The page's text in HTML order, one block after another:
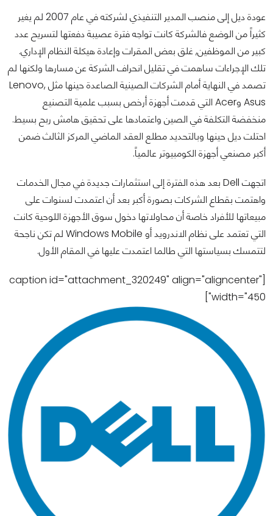
عودة ديل إلى منصب المدير التنفيذي لشركته في عام 2007 لم يغير
كثيراً من الوضع فالشركة كانت تواجه فترة عصيبة دفعتها لتسريح عدد
كبير من الموظفين, غلق بعض المقرات وإعادة هيكلة النظام الإداري.
تلك الإجراءات ساهمت في تقليل انحراف الشركة عن مسارها ولكنها لم
تصمد في النهاية أمام الشركات الصينية الصاعدة حينها مثل Lenovo,
Asus وAcer التي قدمت أجهزة أرخص بسبب علمية التصنيع
منخفضة التكلفة في الصين واعتمادها على تحقيق هامش ربح بسيط.
احتلت ديل حينها وبالتحديد مطلع العقد الماضي المركز الثالث ضمن
أكبر مصنعي أجهزة الكومبيوتر عالمياً.
اتجهت Dell بعد هذه الفترة إلى استثمارات جديدة في مجال الخدمات
واهتمت بقطاع الشركات بصورة أكبر بعد أن اعتمدت لسنوات على
مبيعاتها للأفراد خاصة أن محاولاتها دخول سوق الأجهزة اللوحية كانت
التي تعتمد على نظام الاندرويد أو Windows Mobile لم تكن ناجحة
لتتمسك بسياستها التي طالما اعتمدت عليها في المقام الأول.
[caption id="attachment_320249" align="aligncenter"
width="450"]